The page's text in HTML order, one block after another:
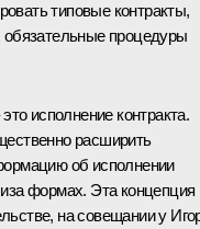
типовые контракты,
обязательные процедуры
исполнение контракта.
расширить
об исполнении
формах. Эта концепция
на совещании у